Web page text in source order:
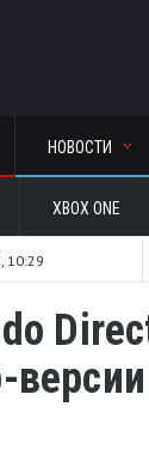
НОВОСТИ
XBOX ONE
10:29